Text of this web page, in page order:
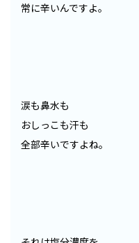
常に辛いんですよ。
涙も鼻水も
おしっこも汗も
全部辛いですよね。